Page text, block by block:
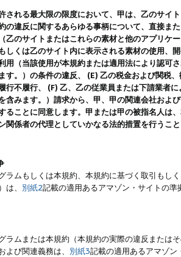
される最大限の限度において、甲は、乙のサイ
の違反に関するあらゆる事柄について、直接ま
乙のサイトまたはこれらの素材と他のアプリ
しくは乙のサイト内に表示される素材の使用、
用（当該使用が本規約または適用法により認可
す。）の条件の違反、 (E) 乙の税金および関税
行不履行、 (F) 乙、乙の従業員または下請業者
含みます。）請求から、甲、甲の関連会社およ
ることに同意します。甲または甲の被指名人は
関係者の代理としていかなる法的措置を行うこ
ラムもしくは本規約、本規約に基づく取引もし
は、 別紙2記載の適用あるアマゾン・サイトの
ラムまたは本規約（本規約の実際の違反または
よび関連義務は、 別紙3記載の適用あるアマゾン